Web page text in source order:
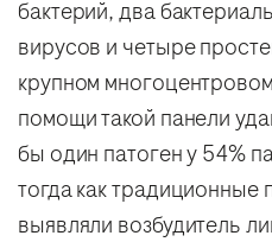
бактерий, два
вирусов и четыре
крупном
помощи такой панели
бы один патоген у 54%
тогда как
выявляли возбудитель